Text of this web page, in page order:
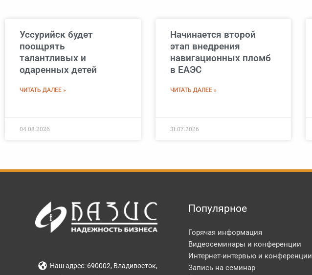
Уссурийск будет
поощрять
талантливых и
одаренных детей
ЧИТАТЬ ДАЛЕЕ »
04.08.2026
Начинается второй
этап внедрения
навигационных пломб
в ЕАЭС
ЧИТАТЬ ДАЛЕЕ »
31.07.2026
Наш адрес: 690002, Владивосток,
Популярное
Горячая информация
Видеосеминары и конференции
Интернет-интервью и конференции
Запись на семинар